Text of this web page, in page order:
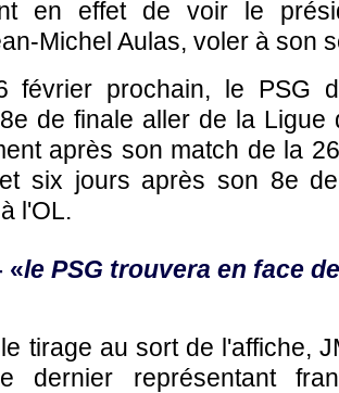
en effet de voir le
Michel Aulas, voler à son
février prochain, le PSG
de finale aller de la Ligue
après son match de la
six jours après son 8e
l'OL.
«le PSG trouvera en face
tirage au sort de l'affiche,
dernier représentant